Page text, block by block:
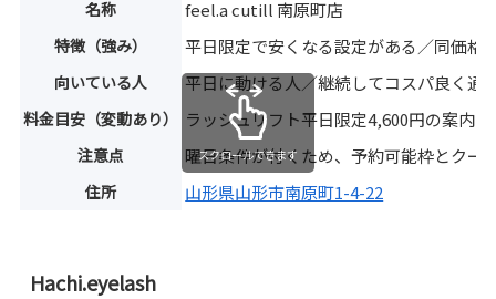
名称 feel.a cutill 南原町店
特徴（強み） 平日限定で安くなる設定がある／同価格
向いている人 平日に動ける人／継続してコスパ良く通
料金目安（変動あり） ラッシュリフト平日限定4,600円の案内
注意点 曜日条件が付くため、予約可能枠とクー
住所 山形県山形市南原町1-4-22
スクロールできます
Hachi.eyelash